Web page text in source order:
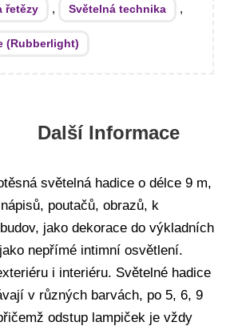
řetězy , Světelná technika ,
(Rubberlight)
Další Informace
světelná hadice o délce 9 m,
poutačů, obrazů, k
jako dekorace do výkladních
nepřímé intimní osvětlení.
i interiéru. Světelné hadice
v různých barvách, po 5, 6, 9
odstup lampiček je vždy